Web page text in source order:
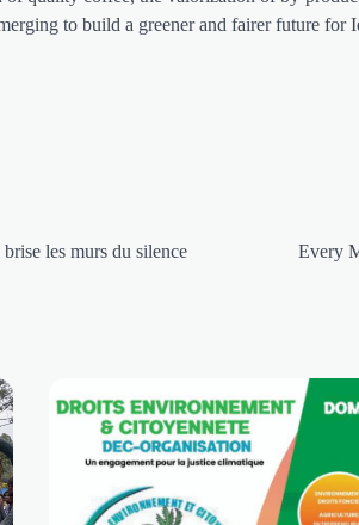
to build a greener and fairer future for
les murs du silence Every